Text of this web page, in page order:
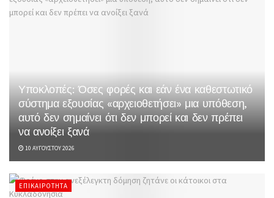
Υποκλοπές: Όσες φορές και εάν ένα καθεστωτικό
σύστημα εξουσίας «αρχειοθετήσει» μια υπόθεση,
αυτό δεν σημαίνει ότι δεν μπορεί και δεν πρέπει
να ανοίξει ξανά
10 ΑΥΓΟΎΣΤΟΥ 2026
ΕΠΙΚΑΙΡΌΤΗΤΑ